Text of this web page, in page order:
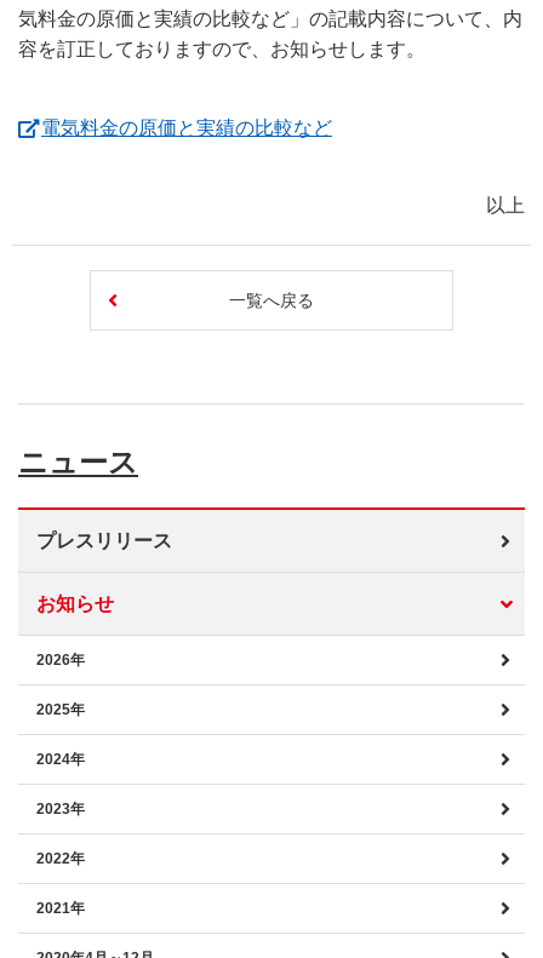
気料金の原価と実績の比較など」の記載内容について、内
容を訂正しておりますので、お知らせします。
電気料金の原価と実績の比較など（新しいウィンドウを
以上
一覧へ戻る
ニュース
プレスリリース
お知らせ
2026年
2025年
2024年
2023年
2022年
2021年